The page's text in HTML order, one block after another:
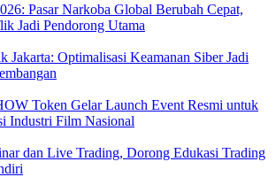
Pasar Narkoba Global Berubah Cepat,
Jadi Pendorong Utama
Jakarta: Optimalisasi Keamanan Siber Jadi
Token Gelar Launch Event Resmi untuk
Industri Film Nasional
dan Live Trading, Dorong Edukasi Trading